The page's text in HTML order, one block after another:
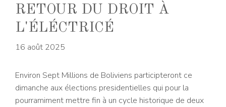
RETOUR DU DROIT À
L'ÉLÉCTRICÉ
16 août 2025
Environ Sept Millions de Boliviens participteront ce
dimanche aux élections presidentielles qui pour la
pourramiment mettre fin à un cycle historique de deux